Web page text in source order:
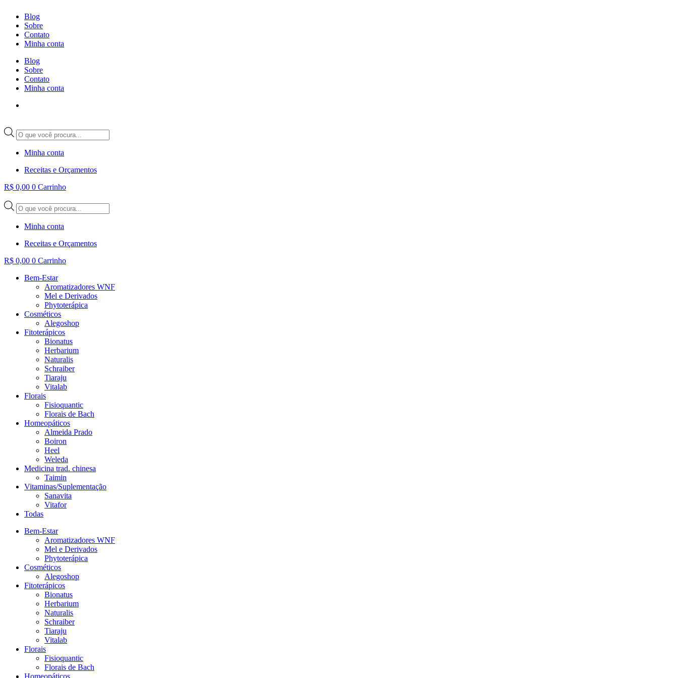
para
conteúdo
Blog
Sobre
Contato
Minha conta
Blog
Sobre
Contato
Minha conta
Pesquisar
produtos
Minha conta
Receitas e Orçamentos
R$ 0,00 0 Carrinho
Pesquisar
produtos
Minha conta
Receitas e Orçamentos
R$ 0,00 0 Carrinho
Bem-Estar
Aromatizadores WNF
Mel e Derivados
Phytoterápica
Cosméticos
Alegoshop
Fitoterápicos
Bionatus
Herbarium
Naturalis
Schraiber
Tiaraju
Vitalab
Florais
Fisioquantic
Florais de Bach
Homeopáticos
Almeida Prado
Boiron
Heel
Weleda
Medicina trad. chinesa
Taimin
Vitaminas/Suplementação
Sanavita
Vitafor
Todas
Bem-Estar
Aromatizadores WNF
Mel e Derivados
Phytoterápica
Cosméticos
Alegoshop
Fitoterápicos
Bionatus
Herbarium
Naturalis
Schraiber
Tiaraju
Vitalab
Florais
Fisioquantic
Florais de Bach
Homeopáticos